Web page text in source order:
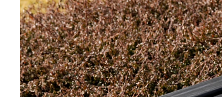
Nezbytně nutné
stránky nelze bez
Název